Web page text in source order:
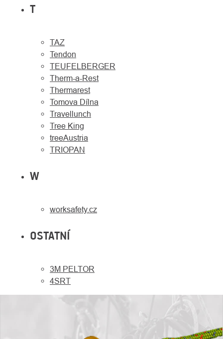
T
TAZ
Tendon
TEUFELBERGER
Therm-a-Rest
Thermarest
Tomova Dílna
Travellunch
Tree King
treeAustria
TRIOPAN
W
worksafety.cz
OSTATNÍ
3M PELTOR
4SRT